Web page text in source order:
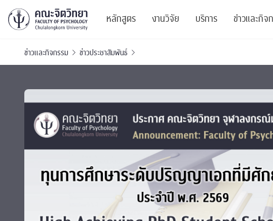
หลักสูตร
ปริญญาบัณฑิต
หลักสูตรปริญญาตรี
บัณฑิตศึก
หลักสูตร
ปริญญาเ
นิสิตปัจจุบัน
งานวิจัย
ผลงานตีพิมพ์
งานประชุมวิชาการ
งานประชุมวิชาการระดับนานา
TICP 2023
SSBW Activities
บริการ
PSY Stats Clinic
ศูนย์สุขภาวะทาง
ศูนย์จิตวิทยาเพื่อ
Life Di
CU Radio
ข่าวและกิจ
เสวน
โครง
ตำแหน่
ข่าวและกิจกรรม ข่าวประชาสัมพันธ์